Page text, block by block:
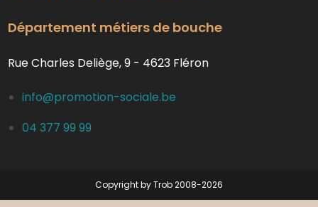
Département métiers de bouche
Rue Charles Deliège, 9 - 4623 Fléron
info@promotion-sociale.be
04 377 99 99
Copyright by Trob 2008-2026